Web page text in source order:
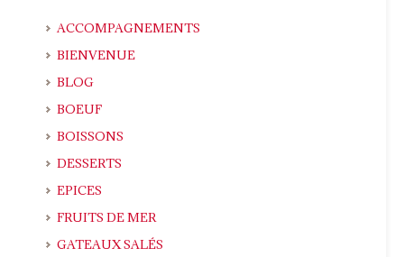
ACCOMPAGNEMENTS
BIENVENUE
BLOG
BOEUF
BOISSONS
DESSERTS
EPICES
FRUITS DE MER
GATEAUX SALÉS